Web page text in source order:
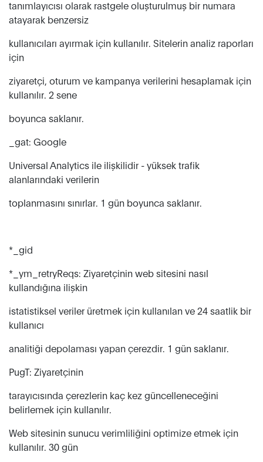
tanımlayıcısı olarak rastgele oluşturulmuş bir numara
atayarak benzersiz
kullanıcıları ayırmak için kullanılır. Sitelerin analiz raporları
için
ziyaretçi, oturum ve kampanya verilerini hesaplamak için
kullanılır. 2 sene
boyunca saklanır.
_gat: Google
Universal Analytics ile ilişkilidir - yüksek trafik
alanlarındaki verilerin
toplanmasını sınırlar. 1 gün boyunca saklanır.
*_gid
*_ym_retryReqs: Ziyaretçinin web sitesini nasıl
kullandığına ilişkin
istatistiksel veriler üretmek için kullanılan ve 24 saatlik bir
kullanıcı
analitiği depolaması yapan çerezdir. 1 gün saklanır.
PugT: Ziyaretçinin
tarayıcısında çerezlerin kaç kez güncelleneceğini
belirlemek için kullanılır.
Web sitesinin sunucu verimliliğini optimize etmek için
kullanılır. 30 gün